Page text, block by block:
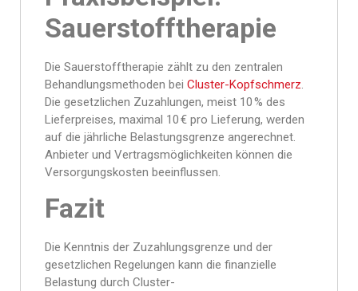
Sauerstofftherapie
Die Sauerstofftherapie zählt zu den zentralen
Behandlungsmethoden bei Cluster-Kopfschmerz.
Die gesetzlichen Zuzahlungen, meist 10 % des
Lieferpreises, maximal 10 € pro Lieferung, werden
auf die jährliche Belastungsgrenze angerechnet.
Anbieter und Vertragsmöglichkeiten können die
Versorgungskosten beeinflussen.
Fazit
Die Kenntnis der Zuzahlungsgrenze und der
gesetzlichen Regelungen kann die finanzielle
Belastung durch Cluster-